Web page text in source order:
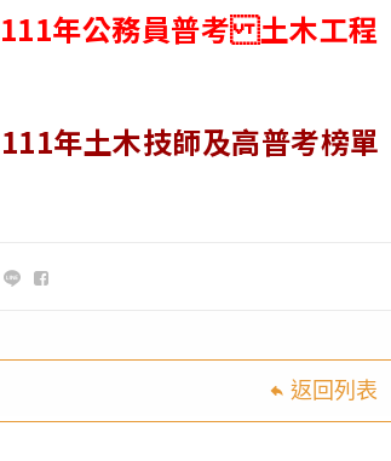
111年公務員普考 土木工程
111年土木技師及高普考榜單
返回列表